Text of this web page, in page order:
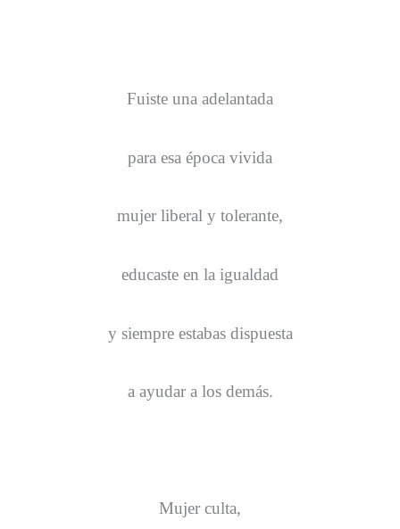
Fuiste una adelantada
para esa época vivida
mujer liberal y tolerante,
educaste en la igualdad
y siempre estabas dispuesta
a ayudar a los demás.
Mujer culta,